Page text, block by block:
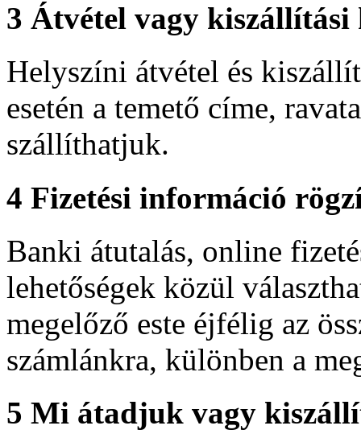
3 Átvétel vagy kiszállítási
Helyszíni átvétel és
esetén a temető címe,
szállíthatjuk.
4 Fizetési információ
Banki átutalás, online
lehetőségek közül
megelőző este éjfélig az
számlánkra, különben a
5 Mi átadjuk vagy